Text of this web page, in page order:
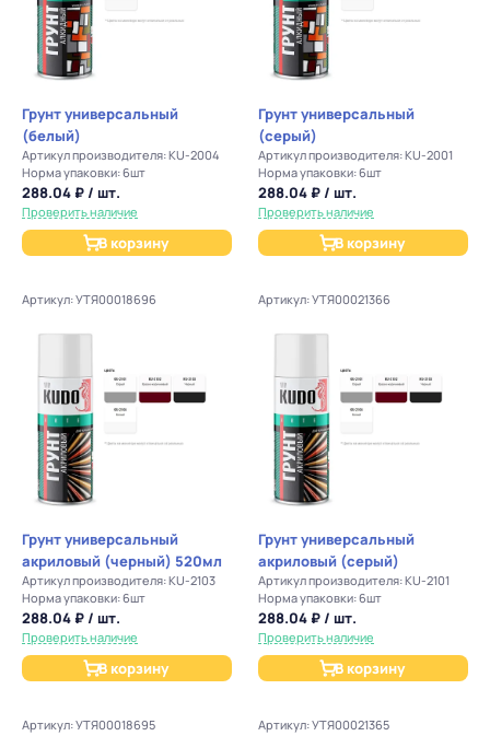
Грунт универсальный
(белый)
Артикул производителя: KU-2004
Норма упаковки: 6шт
288.04 ₽ / шт.
Проверить наличие
В корзину
Грунт универсальный
(серый)
Артикул производителя: KU-2001
Норма упаковки: 6шт
288.04 ₽ / шт.
Проверить наличие
В корзину
Артикул: УТЯ00018696
Грунт универсальный
акриловый (черный) 520мл
Артикул производителя: KU-2103
Норма упаковки: 6шт
288.04 ₽ / шт.
Проверить наличие
В корзину
Артикул: УТЯ00021366
Грунт универсальный
акриловый (серый)
Артикул производителя: KU-2101
Норма упаковки: 6шт
288.04 ₽ / шт.
Проверить наличие
В корзину
Артикул: УТЯ00018695 Артикул: УТЯ00021365